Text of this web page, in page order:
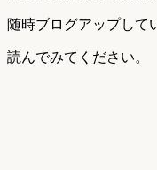
随時ブログアップして
読んでみてください。